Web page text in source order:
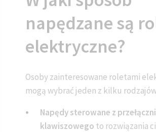
napędzane są
elektryczne?
Osoby zainteresowane roletami
mogą wybrać jeden z kilku
Napędy sterowane z
klawiszowego to rozwiązania